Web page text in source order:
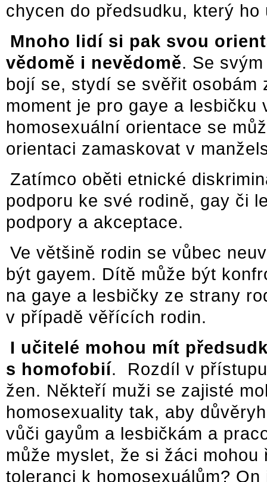
chycen do předsudku, který ho
Mnoho lidí si pak svou
vědomě i nevědomě. Se
bojí se, stydí se svěřit osobám
moment je pro gaye a
homosexuální orientace se
orientaci zamaskovat v
Zatímco oběti etnické
podporu ke své rodině, gay či
podpory a akceptace.
Ve většině rodin se vůbec
být gayem. Dítě může být
na gaye a lesbičky ze strany
v případě věřících rodin.
I učitelé mohou mít
s homofobií. Rozdíl v
žen. Někteří muži se zajisté
homosexuality tak, aby
vůči gayům a lesbičkám a
může myslet, že si žáci
toleranci k homosexuálům?